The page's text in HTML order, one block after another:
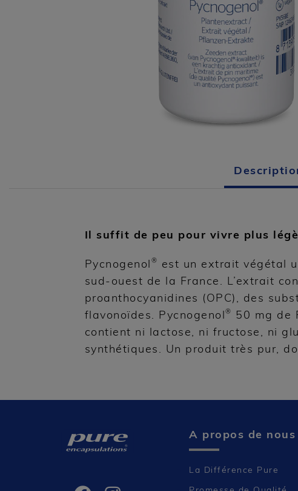
Il suffit de peu pour vivre plus
Pycnogenol ®
est un extrait végétal
sud-ouest de la France. L’extrait
proanthocyanidines (OPC), des
flavonoïdes. Pycnogenol® 50 mg de
contient ni lactose, ni fructose, ni
synthétiques. Un produit très pur,
A propos de nous
La Différence Pure